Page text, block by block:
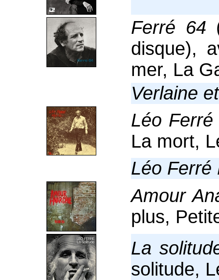
Ferré 64
disque),
mer, La
Verlaine
Léo
La mort,
Léo Ferré
Amour
plus,
La
solitude,